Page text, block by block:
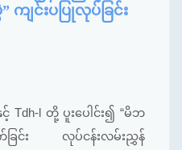
ကျင်းပပြုလုပ်ခြင်း
l တို့ ပူးပေါင်း၍ “မိဘ
က်ခြင်း လုပ်ငန်းလမ်းညွှန်